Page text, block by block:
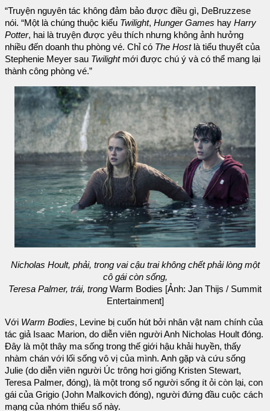
“Truyện nguyên tác không đảm bảo được điều gì, DeBruzzese
nói. “Một là chúng thuộc kiểu Twilight, Hunger Games hay Harry
Potter, hai là truyện được yêu thích nhưng không ảnh hưởng
nhiều đến doanh thu phòng vé. Chỉ có The Hostlà tiểu thuyết của
Stephenie Meyer sau Twilight mới được chú ý và có thể mang lại
thành công phòng vé.”
Nicholas Hoult, phải, trong vai cậu trai không chết phải lòng một
cô gái còn sống,
Teresa Palmer, trái, trong Warm Bodies [Ảnh: Jan Thijs / Summit
Entertainment]
Với Warm Bodies, Levine bị cuốn hút bởi nhân vật nam chính của
tác giả Isaac Marion, do diễn viên người Anh Nicholas Hoult đóng.
Đây là một thây ma sống trong thế giới hậu khải huyền, thấy
nhàm chán với lối sống vô vị của mình. Anh gặp và cứu sống
Julie (do diễn viên người Úc trông hơi giống Kristen Stewart,
Teresa Palmer, đóng), là một trong số người sống ít ỏi còn lại, con
gái của Grigio (John Malkovich đóng), người đứng đầu cuộc cách
mạng của nhóm thiểu số này.